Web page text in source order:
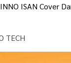
ISAN Cover
TECH